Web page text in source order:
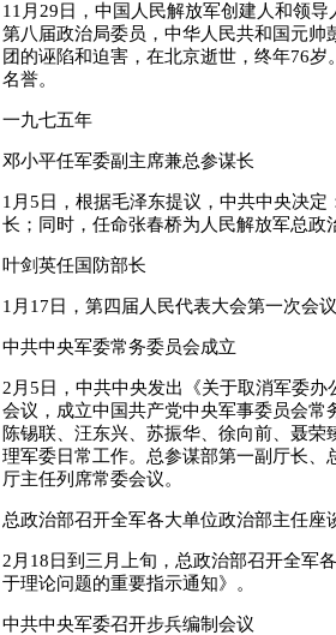
11月29日，中国人民解放军创建人和领
第八届政治局委员，中华人民共和国元帅
团的诬陷和迫害，在北京逝世，终年76
名誉。
一九七五年
邓小平任军委副主席兼总参谋长
1月5日，根据毛泽东提议，中共中央决
长；同时，任命张春桥为人民解放军总政
叶剑英任国防部长
1月17日，第四届人民代表大会第一次会
中共中央军委常务委员会成立
2月5日，中共中央发出《关于取消军委
会议，成立中国共产党中央军事委员会
陈锡联、汪东兴、苏振华、徐向前、聂
理军委日常工作。总参谋部第一副厅长
厅主任列席常委会议。
总政治部召开全军各大单位政治部主任座
2月18日到三月上旬，总政治部召开全军
于理论问题的重要指示通知》。
中共中央军委召开步兵编制会议